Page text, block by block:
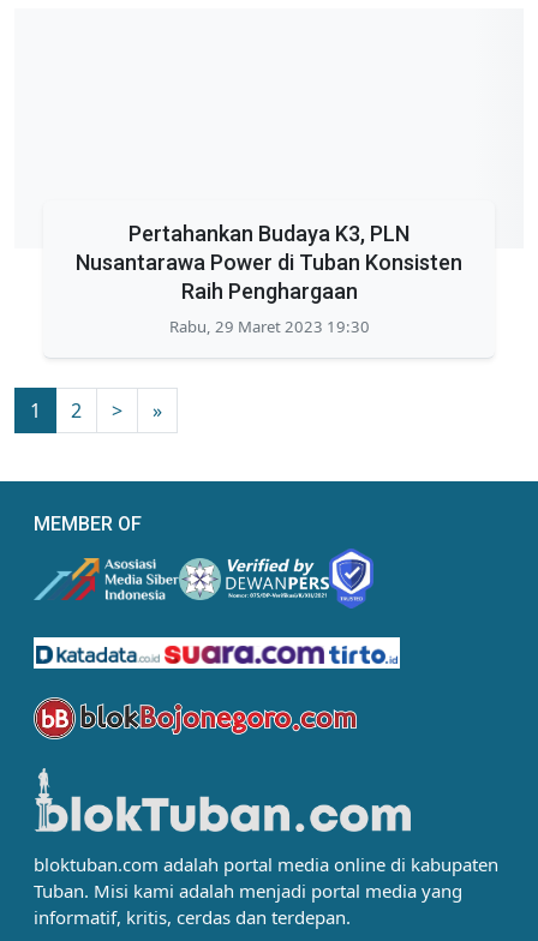
Pertahankan Budaya K3, PLN
Nusantarawa Power di Tuban Konsisten
Raih Penghargaan
Rabu, 29 Maret 2023 19:30
1 2 > »
MEMBER OF
bloktuban.com adalah portal media online di kabupaten
Tuban. Misi kami adalah menjadi portal media yang
informatif, kritis, cerdas dan terdepan.